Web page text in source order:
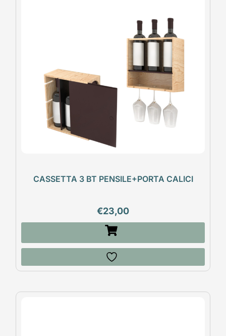
CASSETTA 3 BT PENSILE+PORTA CALICI
€23,00